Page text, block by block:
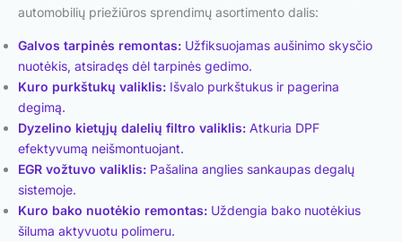
automobilių priežiūros sprendimų asortimento dalis:
Galvos tarpinės remontas: Užfiksuojamas aušinimo skysčio
nuotėkis, atsiradęs dėl tarpinės gedimo.
Kuro purkštukų valiklis: Išvalo purkštukus ir pagerina
degimą.
Dyzelino kietųjų dalelių filtro valiklis: Atkuria DPF
efektyvumą neišmontuojant.
EGR vožtuvo valiklis: Pašalina anglies sankaupas degalų
sistemoje.
Kuro bako nuotėkio remontas: Uždengia bako nuotėkius
šiluma aktyvuotu polimeru.